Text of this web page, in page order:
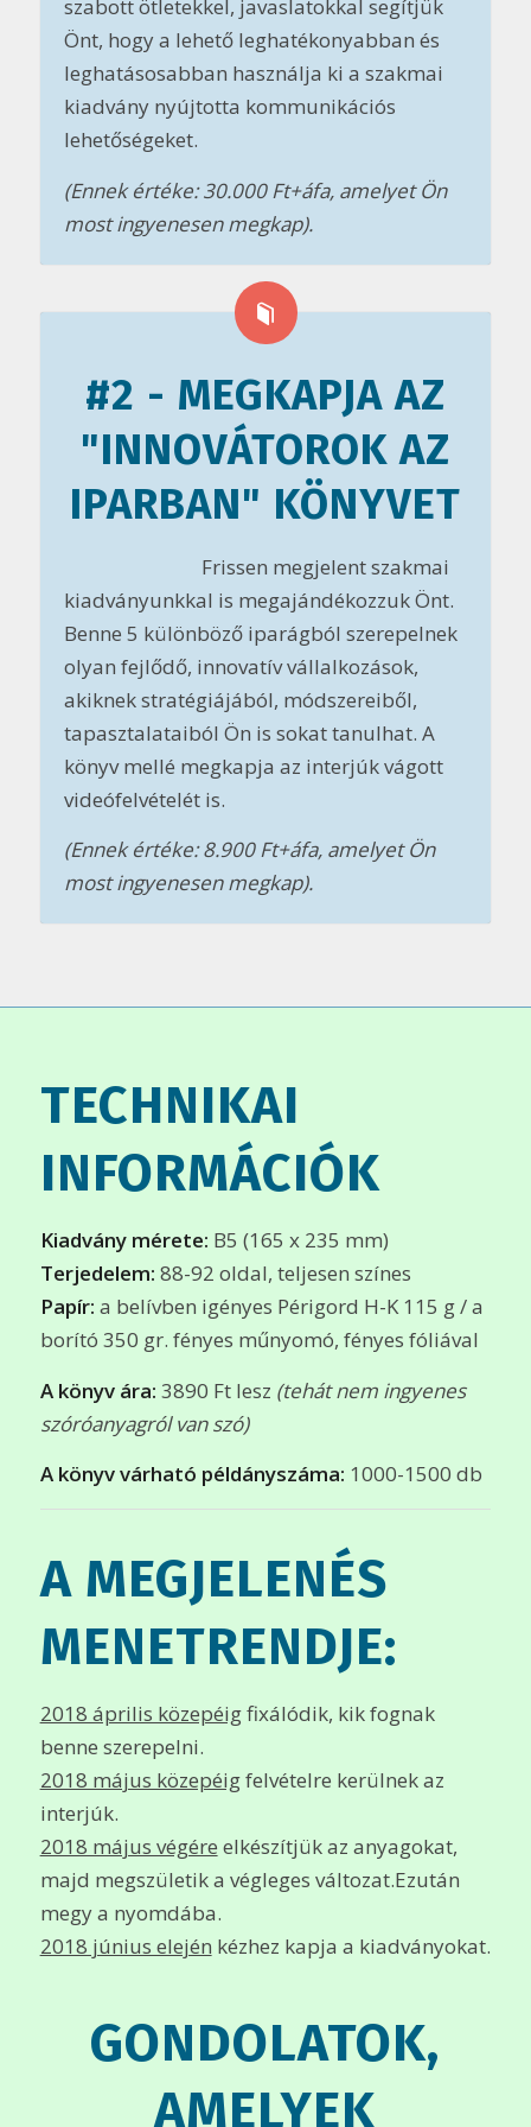
szabott ötletekkel, javaslatokkal segítjük
Önt, hogy a lehető leghatékonyabban és
leghatásosabban használja ki a szakmai
kiadvány nyújtotta kommunikációs
lehetőségeket.
(Ennek értéke: 30.000 Ft+áfa, amelyet Ön
most ingyenesen megkap).
#2 - MEGKAPJA AZ
"INNOVÁTOROK AZ
IPARBAN" KÖNYVET
Frissen megjelent szakmai
kiadványunkkal is megajándékozzuk Önt.
Benne 5 különböző iparágból szerepelnek
olyan fejlődő, innovatív vállalkozások,
akiknek stratégiájából, módszereiből,
tapasztalataiból Ön is sokat tanulhat. A
könyv mellé megkapja az interjúk vágott
videófelvételét is.
(Ennek értéke: 8.900 Ft+áfa, amelyet Ön
most ingyenesen megkap).
TECHNIKAI
INFORMÁCIÓK
Kiadvány mérete: B5 (165 x 235 mm)
Terjedelem: 88-92 oldal, teljesen színes
Papír: a belívben igényes Périgord H-K 115 g / a
borító 350 gr. fényes műnyomó, fényes fóliával
A könyv ára: 3890 Ft lesz (tehát nem ingyenes
szóróanyagról van szó)
A könyv várható példányszáma: 1000-1500 db
A MEGJELENÉS
MENETRENDJE:
2018 április közepéigfixálódik, kik fognak
benne szerepelni.
2018 május közepéigfelvételre kerülnek az
interjúk.
2018 május végére elkészítjük az anyagokat,
majd megszületik a végleges változat.Ezután
megy a nyomdába.
2018 június elején kézhez kapja a kiadványokat.
GONDOLATOK,
AMELYEK